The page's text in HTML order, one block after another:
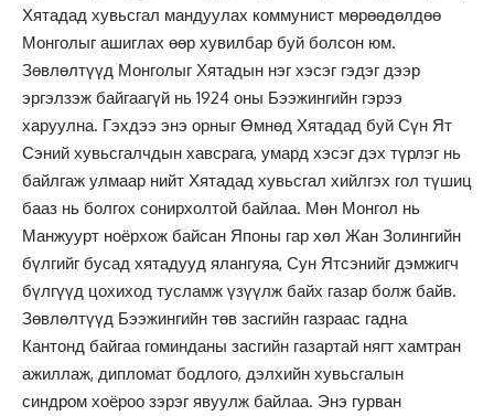
Хятадад хувьсгал мандуулах коммунист мөрөөдөлдөө
Монголыг ашиглах өөр хувилбар буй болсон юм.
Зөвлөлтүүд Монголыг Хятадын нэг хэсэг гэдэг дээр
эргэлзэж байгаагүй нь 1924 оны Бээжингийн гэрээ
харуулна. Гэхдээ энэ орныг Өмнөд Хятадад буй Сүн Ят
Сэний хувьсгалчдын хавсрага, умард хэсэг дэх түрлэг нь
байлгаж улмаар нийт Хятадад хувьсгал хийлгэх гол түшиц
бааз нь болгох сонирхолтой байлаа. Мөн Монгол нь
Манжуурт ноёрхож байсан Японы гар хөл Жан Золингийн
бүлгийг бусад хятадууд ялангуяа, Сун Ятсэнийг дэмжигч
бүлгүүд цохиход тусламж үзүүлж байх газар болж байв.
Зөвлөлтүүд Бээжингийн төв засгийн газраас гадна
Кантонд байгаа гоминданы засгийн газартай нягт хамтран
ажиллаж, дипломат бодлого, дэлхийн хувьсгалын
синдром хоёроо зэрэг явуулж байлаа. Энэ гурван